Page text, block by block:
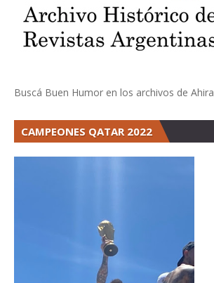
Buscá Buen Humor en los archivos de Ahira
CAMPEONES QATAR 2022